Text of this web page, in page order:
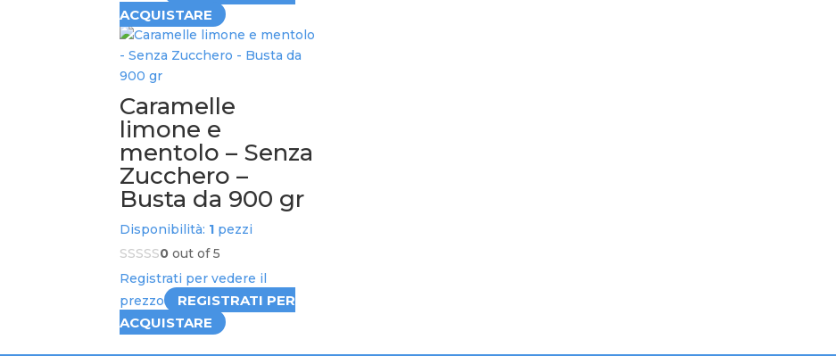
ACQUISTARE
Caramelle
limone e
mentolo – Senza
Zucchero –
Busta da 900 gr
Disponibilità: 1 pezzi
0 out of 5
Registrati per vedere il
prezzo
REGISTRATI PER
ACQUISTARE